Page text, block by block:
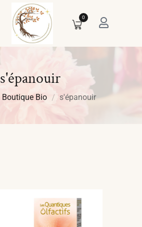
0
s'épanouir
Boutique Bio s'épanouir